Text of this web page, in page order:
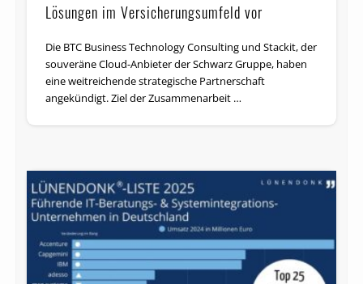
Lösungen im Versicherungsumfeld vor
Die BTC Business Technology Consulting und Stackit, der
souveräne Cloud-Anbieter der Schwarz Gruppe, haben
eine weitreichende strategische Partnerschaft
angekündigt. Ziel der Zusammenarbeit …